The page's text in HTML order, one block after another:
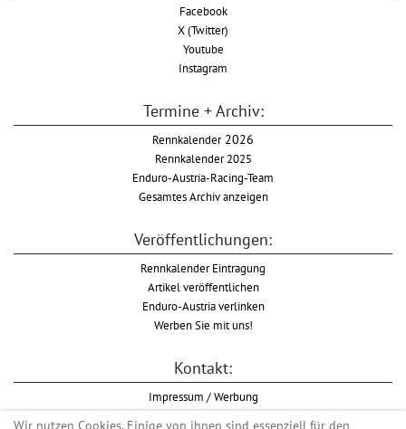
Facebook
X (Twitter)
Youtube
Instagram
Termine + Archiv:
Rennkalender2026
Rennkalender 2025
Enduro-Austria-Racing-Team
Gesamtes Archiv anzeigen
Veröffentlichungen:
Rennkalender Eintragung
Artikel veröffentlichen
Enduro-Austria verlinken
Werben Sie mit uns!
Kontakt:
Impressum / Werbung
Datenschutzinformation
Wir nutzen Cookies. Einige von ihnen sind essenziell für den